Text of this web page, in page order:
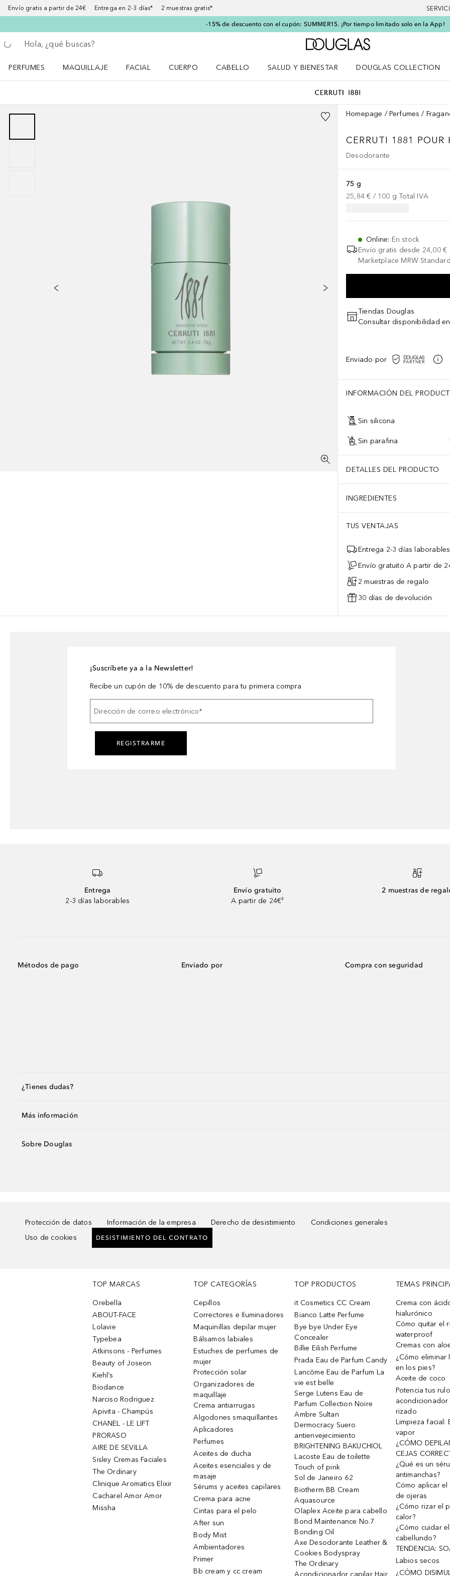
Envío gratis a partir de 24€ Entrega en 2-3 días* 2 muestras gratis*
-15% de descuento con el cupón: SUMMER15. ¡Por tiempo limitado solo en la App!
Regresar
Ejecutar búsqueda
A Douglas Home
PERFUMES
MAQUILLAJE
FACIAL
CUERPO
CABELLO
SALUD Y BIENESTAR
DOUGLAS COLLECTION
Homepage Perfumes
CERRUTI 1881 POUR
Desodorante
75 g
25,84 € / 100 g Total IVA
Online: En stock
Envío gratis desde 24,00 €
Marketplace MRW
Tiendas Douglas
Consultar disponibilidad
Enviado por
INFORMACIÓN DEL
Sin silicona
Sin parafina
DETALLES DEL PRODUCTO
INGREDIENTES
TUS VENTAJAS
Entrega 2-3 días laborables
Envío gratuito A partir de
2 muestras de regalo
30 días de devolución
¡Suscríbete ya a la Newsletter!
Recibe un cupón de 10% de descuento para tu primera compra
Dirección de correo electrónico*
REGISTRARME
Entrega
2-3 días laborables
Envío gratuito
A partir de 24€³
2 muestras de
Métodos de pago Enviado por Compra con seguridad
¿Tienes dudas?
Más información
Sobre Douglas
Protección de datos Información de la empresa Derecho de desistimiento
Condiciones generales
Uso de cookies
DESISTIMIENTO DEL CONTRATO
TOP MARCAS
Orebella
ABOUT-FACE
Lolavie
Typebea
Atkinsons - Perfumes
Beauty of Joseon
Kiehl’s
Biodance
Narciso Rodriguez
Apivita - Champús
CHANEL - LE LIFT
PRORASO
AIRE DE SEVILLA
Sisley Cremas Faciales
The Ordinary
Clinique Aromatics Elixir
Cacharel Amor Amor
Missha
TOP CATEGORÍAS
Cepillos
Correctores e Iluminadores
Maquinillas depilar mujer
Bálsamos labiales
Estuches de perfumes de
mujer
Protección solar
Organizadores de
maquillaje
Crema antiarrugas
Algodones smaquillantes
Aplicadores
Perfumes
Aceites de ducha
Aceites esenciales y de
masaje
Sérums y aceites capilares
Crema para acne
Cintas para el pelo
After sun
Body Mist
Ambientadores
Primer
Bb cream y cc cream
TOP PRODUCTOS
it Cosmetics CC Cream
Bianco Latte Perfume
Bye bye Under Eye
Concealer
Billie Eilish Perfume
Prada Eau de Parfum Candy
Lancôme Eau de Parfum La
vie est belle
Serge Lutens Eau de
Parfum Collection Noire
Ambre Sultan
Dermocracy Suero
antienvejecimiento
BRIGHTENING BAKUCHIOL
Lacoste Eau de toilette
Touch of pink
Sol de Janeiro 62
Biotherm BB Cream
Aquasource
Olaplex Aceite para cabello
Bond Maintenance No.7
Bonding Oil
Axe Desodorante Leather &
Cookies Bodyspray
The Ordinary
Acondicionador capilar Hair
TEMAS
Crema con
hialurónico
Cómo quitar el
waterproof
Cremas con
¿Cómo eliminar
en los pies?
Aceite de coco
Potencia tus
rizado
Limpieza facial:
vapor
¿CÓMO
CEJAS
¿Qué es un
antimanchas?
Cómo aplicar
de ojeras
¿Cómo rizar el
calor?
¿Cómo cuidar
cabellundo?
TENDENCIA:
Labios secos
¿CÓMO